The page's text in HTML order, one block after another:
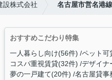
設株式会社 名古屋市営名港
おすすめこだわり特集
一人暮らし向け(56件) ペット可
コスパ重視賃貸(32件) デザイナ
夢の一戸建て(20件) 名古屋貸事